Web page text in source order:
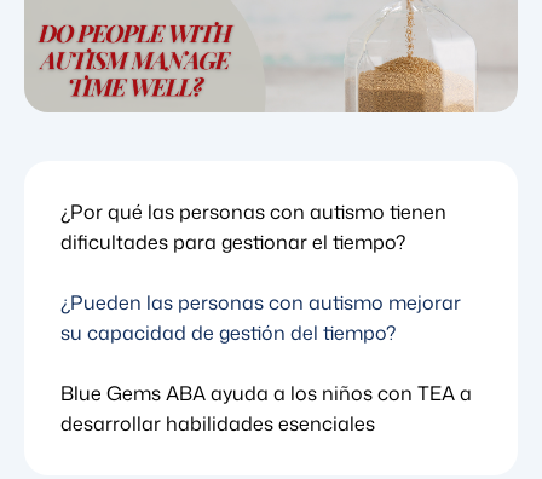
¿Por qué las personas con autismo tienen
dificultades para gestionar el tiempo?
¿Pueden las personas con autismo mejorar
su capacidad de gestión del tiempo?
Blue Gems ABA ayuda a los niños con TEA a
desarrollar habilidades esenciales